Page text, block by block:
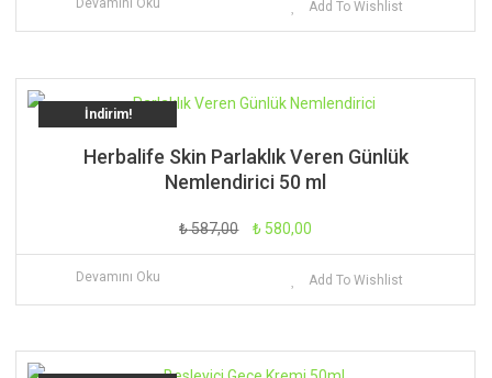
₺ 301,00.fiyat:
₺ 300,00.
Add To Wishlist
İndirim!
Herbalife Skin Parlaklık Veren Günlük
Nemlendirici 50 ml
₺587,00
Orijinal
fiyat:
₺ 587,00.
₺ 580,00
andaki
fiyat:
₺ 580,00.
Devamını Oku Add To Wishlist